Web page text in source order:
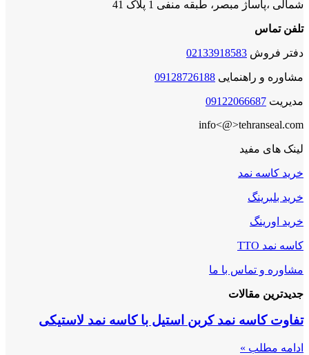
شمالی ،پاساژ مبصر، طبقه منفی 1 پلاک 41
تلفن تماس
دفتر فروش 02133918583
مشاوره و راهنمایی 09128726188
مدیریت 09122066687
info<@>tehranseal.com
لینک های مفید
خرید کاسه نمد
خرید بلبرینگ
خرید اورینگ
کاسه نمد TTO
مشاوره و تماس با ما
جدیدترین مقالات
تفاوت کاسه نمد کربن استیل با کاسه نمد لاستیکی
ادامه مطلب »